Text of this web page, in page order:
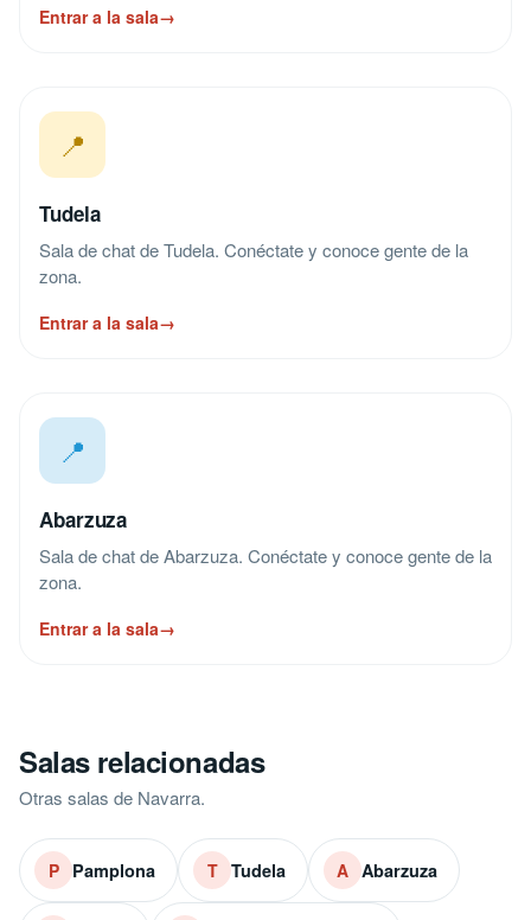
Entrar a la sala→
📍
Tudela
Sala de chat de Tudela. Conéctate y conoce gente de la
zona.
Entrar a la sala→
📍
Abarzuza
Sala de chat de Abarzuza. Conéctate y conoce gente de la
zona.
Entrar a la sala→
Salas relacionadas
Otras salas de Navarra.
P Pamplona T Tudela A Abarzuza